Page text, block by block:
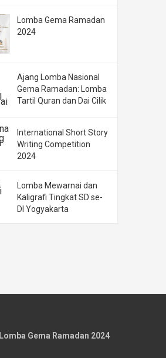
Lomba Gema Ramadan
2024
Ajang Lomba Nasional
Gema Ramadan: Lomba
Tartil Quran dan Dai Cilik
International Short Story
Writing Competition
2024
Lomba Mewarnai dan
Kaligrafi Tingkat SD se-
DI Yogyakarta
Lomba Gema Ramadan 2024